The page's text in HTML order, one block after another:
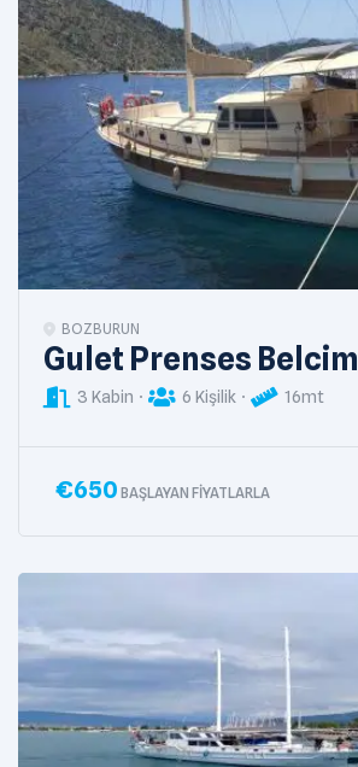
BOZBURUN
Gulet Prenses Belcim
3 Kabin 6 Kişilik 16mt
€650 BAŞLAYAN FIYATLARLA